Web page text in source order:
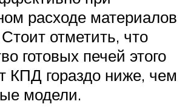
расходе материалов
отметить, что
готовых печей этого
КПД гораздо ниже, чем
модели.